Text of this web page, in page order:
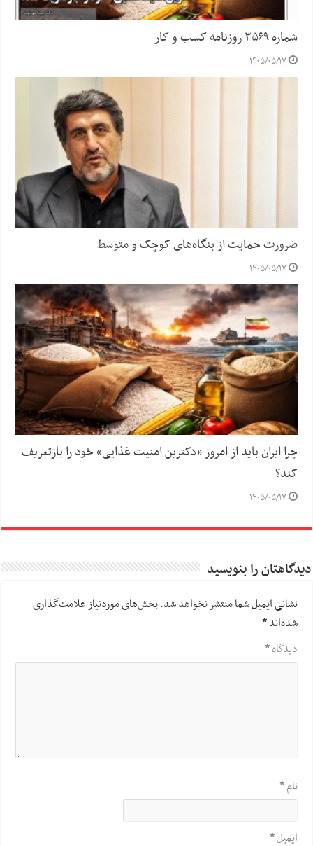
شماره ۳۵۶۹ روزنامه کسب و کار
۱۴۰۵/۰۵/۱۷
ضرورت حمایت از بنگاه‌های کوچک و متوسط
۱۴۰۵/۰۵/۱۷
چرا ایران باید از امروز «دکترین امنیت غذایی» خود را بازتعریف
کند؟
۱۴۰۵/۰۵/۱۷
دیدگاهتان را بنویسید
نشانی ایمیل شما منتشر نخواهد شد.بخش‌های موردنیاز علامت‌گذاری
شده‌اند*
دیدگاه*
نام*
ایمیل*